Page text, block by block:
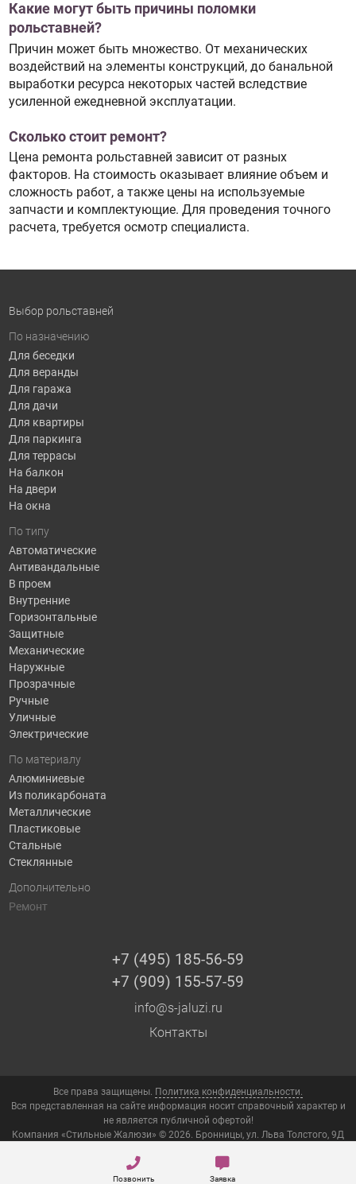
Какие могут быть причины поломки
рольставней?
Причин может быть множество. От механических
воздействий на элементы конструкций, до банальной
выработки ресурса некоторых частей вследствие
усиленной ежедневной эксплуатации.
Сколько стоит ремонт?
Цена ремонта рольставней зависит от разных
факторов. На стоимость оказывает влияние объем и
сложность работ, а также цены на используемые
запчасти и комплектующие. Для проведения точного
расчета, требуется осмотр специалиста.
Выбор рольставней
По назначению
Для беседки
Для веранды
Для гаража
Для дачи
Для квартиры
Для паркинга
Для террасы
На балкон
На двери
На окна
По типу
Автоматические
Антивандальные
В проем
Внутренние
Горизонтальные
Защитные
Механические
Наружные
Прозрачные
Ручные
Уличные
Электрические
По материалу
Алюминиевые
Из поликарбоната
Металлические
Пластиковые
Стальные
Стеклянные
Дополнительно
Ремонт
+7 (495) 185-56-59
+7 (909) 155-57-59
info@s-jaluzi.ru
Контакты
Все права защищены. Политика конфиденциальности.
Вся представленная на сайте информация носит справочный характер и
не является публичной офертой!
Компания «Стильные Жалюзи» © 2026. Бронницы, ул. Льва Толстого, 9Д
Позвонить Заявка